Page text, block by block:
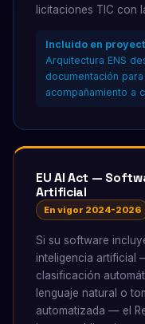
licitaciones TIC con
Incluido en
Arquitectura ENS
documentación
acompañamiento a
EU AI Act —
Artificial
En vigor 2024-2026
Si su software
inteligencia artificial
clasificación
lenguaje natural o
automatizada — el